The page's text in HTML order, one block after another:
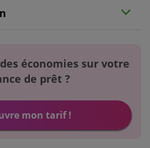
économies sur votre
de prêt ?
mon tarif !